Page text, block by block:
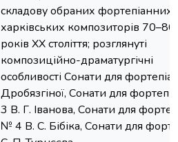
складову обраних фортепіанних
харківських композиторів
років ХХ століття; розглянуті
композиційно-драматургічні
особливості Сонати для
Дробязгіної, Сонати для
3 В. Г. Іванова, Сонати для
№ 4 В. С. Бібіка, Сонати для